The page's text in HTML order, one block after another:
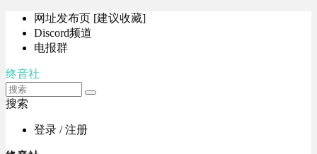
网址发布页 [建议收藏]
Discord频道
电报群
终音社
搜索
登录 / 注册